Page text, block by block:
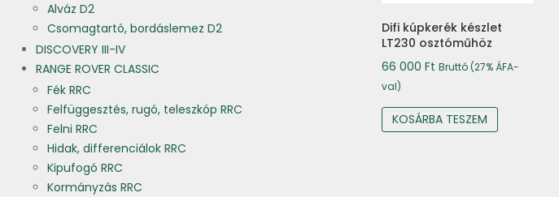
Difi kúpkerék készlet
LT230 osztóműhöz
66 000 Ft Bruttó (27% ÁFA-
val)
KOSÁRBA TESZEM
Alváz D2
Csomagtartó, bordáslemez D2
DISCOVERY III-IV
RANGE ROVER CLASSIC
Fék RRC
Felfüggesztés, rugó, teleszkóp RRC
Felni RRC
Hidak, differenciálok RRC
Kipufogó RRC
Kormányzás RRC